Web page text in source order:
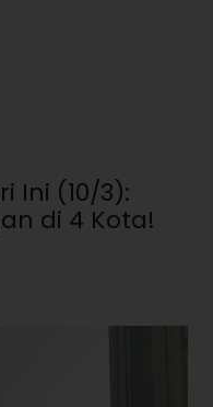
Ini (10/3):
di 4 Kota!